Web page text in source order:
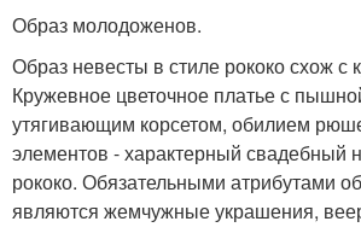
Образ молодоженов.
Образ невесты в стиле рококо схож с
Кружевное цветочное платье с
утягивающим корсетом, обилием
элементов - характерный свадебный
рококо. Обязательными атрибутами
являются жемчужные украшения,